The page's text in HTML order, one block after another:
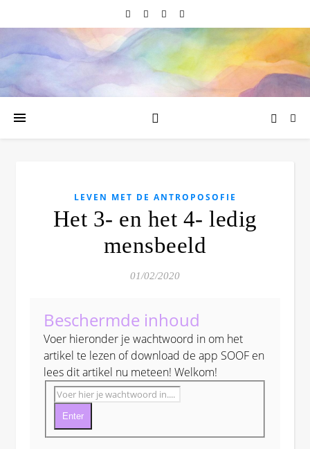
LEVEN MET DE ANTROPOSOFIE
Het 3- en het 4- ledig
mensbeeld
01/02/2020
Beschermde inhoud
Voer hieronder je wachtwoord in om het
artikel te lezen of download de app SOOF en
lees dit artikel nu meteen! Welkom!
Enter